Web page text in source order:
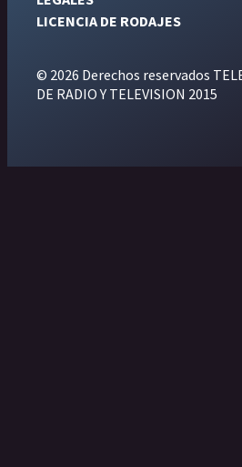
LICENCIA DE RODAJES
© 2026 Derechos reservados
DE RADIO Y TELEVISION 2015